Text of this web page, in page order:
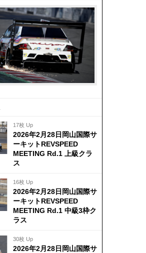
17枚 Up
2026年2月28日岡山国際サ
ーキットREVSPEED
MEETING Rd.1 上級クラ
ス
16枚 Up
2026年2月28日岡山国際サ
ーキットREVSPEED
MEETING Rd.1 中級3枠ク
ラス
30枚 Up
2026年2月28日岡山国際サ